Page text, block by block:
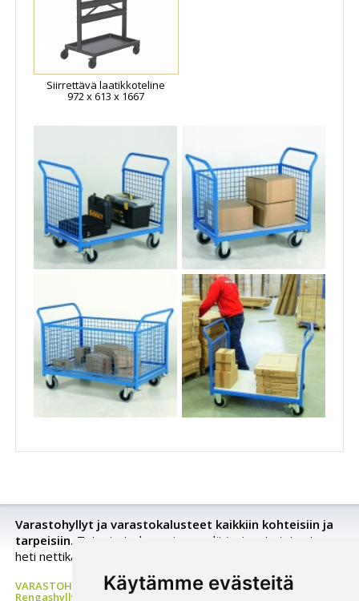
Käytämme evästeitä
Siirrettävä laatikkoteline
972 x 613 x 1667
Varastohyllyt ja varastokalusteet kaikkiin kohteisiin ja
tarpeisiin. Tutustu tarkemmin, pyydä tarjousta tai osta
heti nettikaupastamme.
VARASTOHYLLYT Pientavarahylly, Kuormalavahylly,
Rengashylly, Ulokehylly, Metallihylly